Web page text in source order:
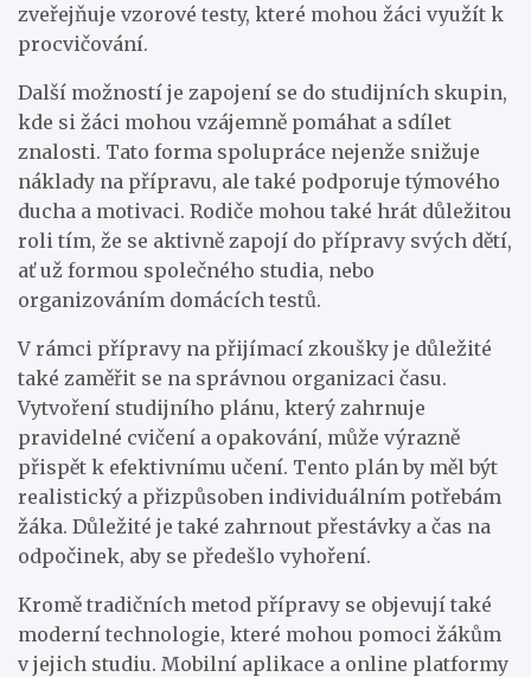
zveřejňuje vzorové testy, které mohou žáci využít k
procvičování.
Další možností je zapojení se do studijních skupin,
kde si žáci mohou vzájemně pomáhat a sdílet
znalosti. Tato forma spolupráce nejenže snižuje
náklady na přípravu, ale také podporuje týmového
ducha a motivaci. Rodiče mohou také hrát důležitou
roli tím, že se aktivně zapojí do přípravy svých dětí,
ať už formou společného studia, nebo
organizováním domácích testů.
V rámci přípravy na přijímací zkoušky je důležité
také zaměřit se na správnou organizaci času.
Vytvoření studijního plánu, který zahrnuje
pravidelné cvičení a opakování, může výrazně
přispět k efektivnímu učení. Tento plán by měl být
realistický a přizpůsoben individuálním potřebám
žáka. Důležité je také zahrnout přestávky a čas na
odpočinek, aby se předešlo vyhoření.
Kromě tradičních metod přípravy se objevují také
moderní technologie, které mohou pomoci žákům
v jejich studiu. Mobilní aplikace a online platformy